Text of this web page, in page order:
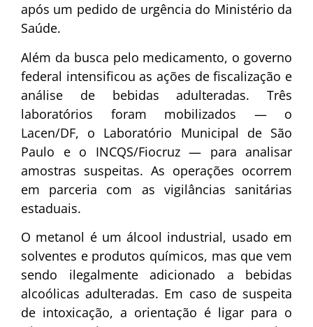
após um pedido de urgência do Ministério da
Saúde.
Além da busca pelo medicamento, o governo
federal intensificou as ações de fiscalização e
análise de bebidas adulteradas. Três
laboratórios foram mobilizados — o
Lacen/DF, o Laboratório Municipal de São
Paulo e o INCQS/Fiocruz — para analisar
amostras suspeitas. As operações ocorrem
em parceria com as vigilâncias sanitárias
estaduais.
O metanol é um álcool industrial, usado em
solventes e produtos químicos, mas que vem
sendo ilegalmente adicionado a bebidas
alcoólicas adulteradas. Em caso de suspeita
de intoxicação, a orientação é ligar para o